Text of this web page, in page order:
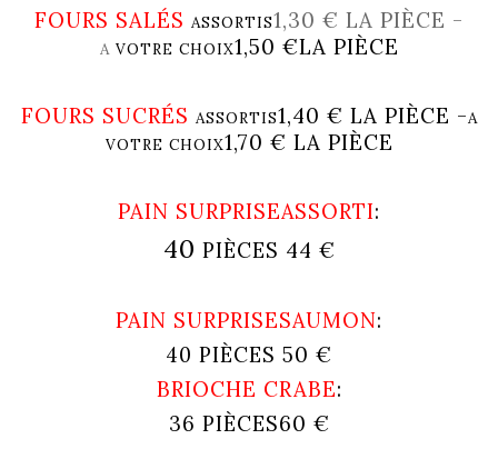
FOURS SALÉS ASSORTIS1,30 € LA PIÈCE -
A VOTRE CHOIX1,50 €LA PIÈCE
FOURS SUCRÉS ASSORTIS1,40 € LA PIÈCE -A
VOTRE CHOIX1,70 € LA PIÈCE
PAIN SURPRISEASSORTI:
40 PIÈCES 44 €
PAIN SURPRISESAUMON:
40 PIÈCES 50 €
BRIOCHE CRABE:
36 PIÈCES60 €